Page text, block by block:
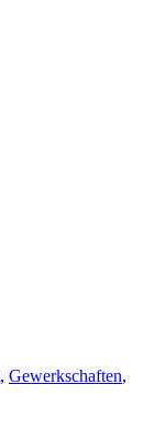
, Gewerkschaften,